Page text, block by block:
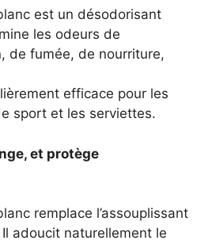
est un désodorisant
les odeurs de
de fumée, de nourriture,
efficace pour les
sport et les serviettes.
et protège
remplace l’assouplissant
adoucit naturellement le